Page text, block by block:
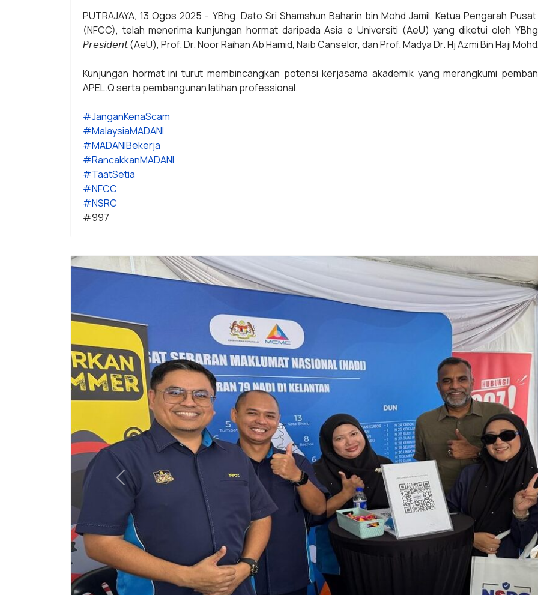
PUTRAJAYA, 13 Ogos 2025 - YBhg. Dato Sri Shamshun Baharin bin Mohd Jamil, Ketua Pengarah
(NFCC), telah menerima kunjungan hormat daripada Asia e Universiti (AeU) yang diketui oleh
𝘗𝘳𝘦𝘴𝘪𝘥𝘦𝘯𝘵 (AeU), Prof. Dr. Noor Raihan Ab Hamid, Naib Canselor, dan Prof. Madya Dr. Hj Azmi Bin Haji
Kunjungan hormat ini turut membincangkan potensi kerjasama akademik yang merangkumi
APEL.Q serta pembangunan latihan professional.
#JanganKenaScam
#MalaysiaMADANI
#MADANIBekerja
#RancakkanMADANI
#TaatSetia
#NFCC
#NSRC
#997
Previous